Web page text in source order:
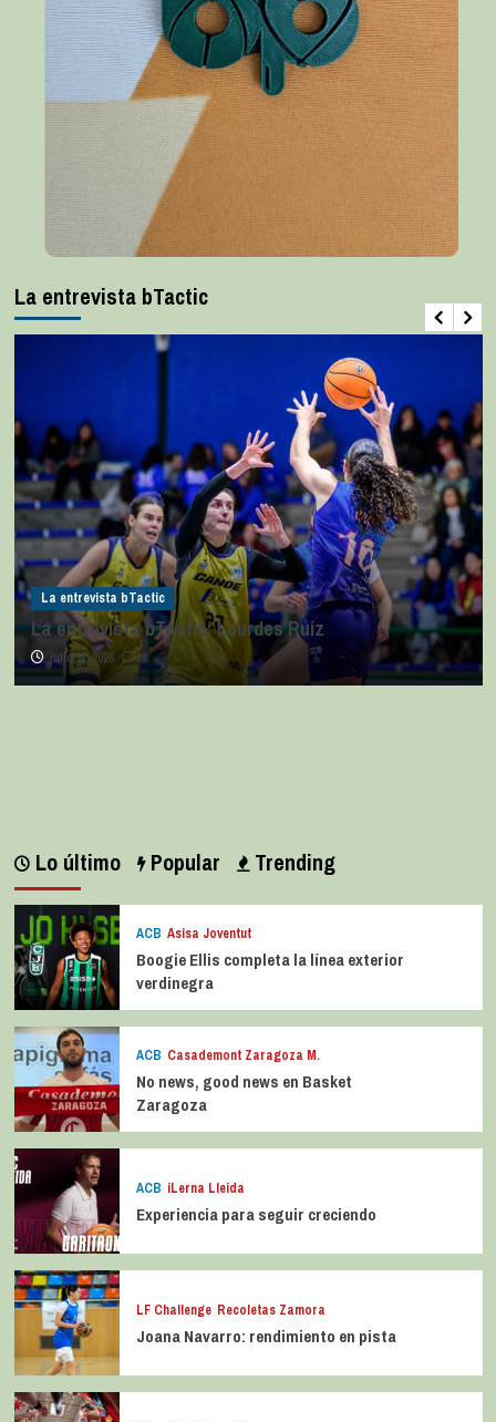
La entrevista bTactic
La entrevista bTactic
La entrevista bTactic: Lourdes Ruiz
julio 11, 2026 0
Lo último Popular Trending
ACB Asisa Joventut
Boogie Ellis completa la línea exterior
verdinegra
ACB Casademont Zaragoza M.
No news, good news en Basket
Zaragoza
ACB iLerna Lleida
Experiencia para seguir creciendo
LF Challenge Recoletas Zamora
Joana Navarro: rendimiento en pista